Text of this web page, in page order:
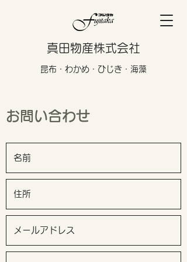
真田物産株式会社
​昆布・わかめ・ひじき・海藻
お問い合わせ